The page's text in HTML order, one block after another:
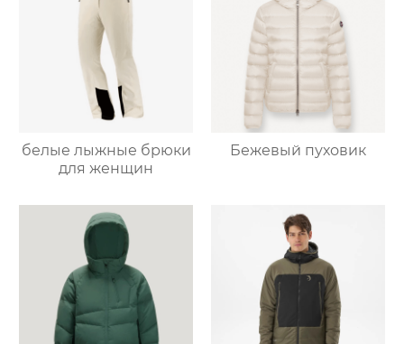
белые лыжные брюки
для женщин
Бежевый пуховик